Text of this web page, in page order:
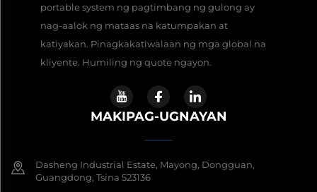
portable system ng pagtimbang ng gulong ay
nag-aalok ng mataas na katumpakan at
katiyakan. Pinagkakatiwalaan ng mga global na
kliyente. Humiling ng quote ngayon.
MAKIPAG-UGNAYAN
Dasheng Industrial Estate, Mayong, Dongguan,
Guangdong, Tsina 523136